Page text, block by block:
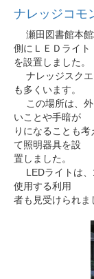
ナレッジコモ
瀬田図書館本館
側にＬＥＤライト
を設置しました。
ナレッジスクエ
も多くいます。
この場所は、外
いことや手暗が
りになることも
て照明器具を設
置しました。
LEDライトは、
使用する利用
者も見受けられま